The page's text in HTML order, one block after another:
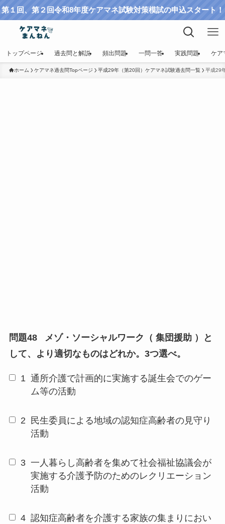
第１回、第２回令和8年度ケアマネ試験対策模試の申込スタート！
トップページ 過去問と解説 頻出問題 一問一答 実践問題 ケア
ホーム ケアマネ過去問Topページ 平成29年（第20回）ケアマネ試験過去問一覧 平成29
問題48
メゾ・ソーシャルワーク（ 集団援助 ）と
して、より適切なものはどれか。3つ選べ。
1 通所介護で計画的に実施する誕生会でのゲー
ム等の活動
2
民生委員による地域の認知症高齢者の見守り
活動
3 一人暮らし高齢者を集めて社会福祉協議会が
実施する介護予防のためのレクリエーション
活動
4 認知症高齢者を介護する家族の集まりにおい